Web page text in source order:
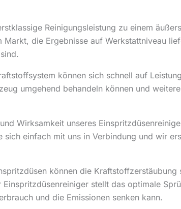
Reinigungsleistung zu einem
die Ergebnisse auf Werkstattniveau
können sich schnell auf
umgehend behandeln können und
Wirksamkeit unseres
einfach mit uns in Verbindung und wir
können die Kraftstoffzerstäubung
stellt das optimale
und die Emissionen senken kann.